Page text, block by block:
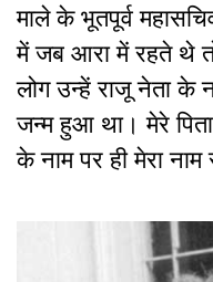
माले के भूतपूर्व
में जब आरा में रहते थे
लोग उन्हें राजू नेता के
जन्म हुआ था। मेरे
के नाम पर ही मेरा नाम